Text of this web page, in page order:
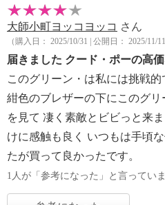
大師小町ヨッコヨッコ さん
（購入日： 2025/10/31 | 公開日： 2025/11/11
届きました クード・ポーの高
このグリーン・は私には挑戦的
紺色のブレザーの下にこのグ
を見て 凄く素敵とビビっと来
けに感触も良く いつもは手頃
たが買って良かったです。
1人が「参考になった」と言ってい